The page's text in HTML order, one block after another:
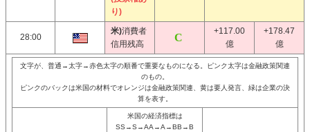
り)
28:00
米)消費者
信用残高
+117.00
億
+178.47
億
文字が、普通→太字→赤色太字の順番で重要なものになる。ピンク太字は金融政策関連
のもの。
ピンクのバックは米国の材料でオレンジは金融政策関連、黄は要人発言、緑は企業の決
算を表す。
米国の経済指標は
SS→S→AA→A→BB→B